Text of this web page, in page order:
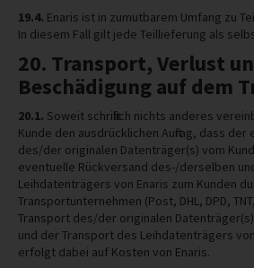
19.4. Enaris ist in zumutbarem Umfang zu
In diesem Fall gilt jede Teillieferung als
20. Transport, Verlust
Beschädigung auf dem
20.1. Soweit schriftlich nichts anderes
Kunde den ausdrücklichen Auftrag, dass
des/der originalen Datenträger(s) vom
eventuelle Rückversand des-/derselben
Leihdatenträgers von Enaris zum Kunden
Transportunternehmen (Post, DHL, DPD,
Transport des/der originalen Datenträger(s)
und der Transport des Leihdatenträgers
erfolgt dabei auf Kosten von Enaris.